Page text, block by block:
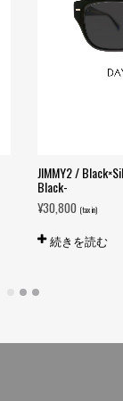
JIMMY2 /
Black-
¥30,800 (tax in)
続きを読む